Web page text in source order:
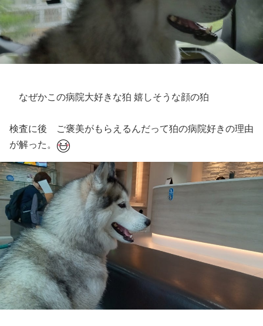
なぜかこの病院大好きな狛 嬉しそうな顔の狛
検査に後 ご褒美がもらえるんだって狛の病院好きの理由
が解った。